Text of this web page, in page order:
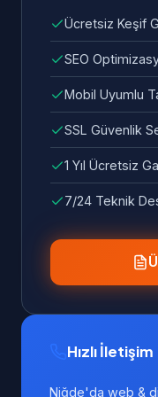
Ücretsiz Keşif
SEO
Mobil Uyumlu
SSL Güvenlik
1 Yıl Ücretsiz
7/24 Teknik
Hızlı İletişim
Niğde'da web &